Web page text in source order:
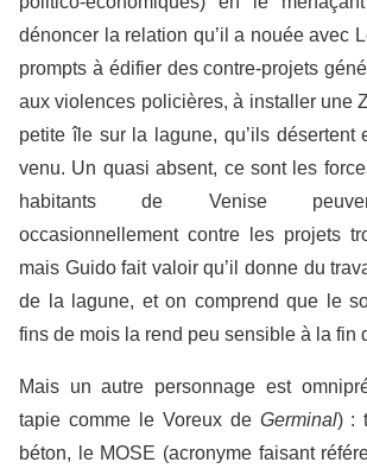
dénoncer la relation qu’il a nouée avec
prompts à édifier des contre-projets
aux violences policières, à installer une
petite île sur la lagune, qu’ils désertent
venu. Un quasi absent, ce sont les
habitants de Venise
occasionnellement contre les projets
mais Guido fait valoir qu’il donne du
de la lagune, et on comprend que le
fins de mois la rend peu sensible à la fin
Mais un autre personnage est
tapie comme le Voreux de Germinal) :
béton, le MOSE (acronyme faisant